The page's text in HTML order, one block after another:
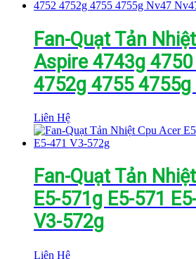
Fan-Quạt Tản
Aspire 4743g
4752g 4755
Liên Hệ
Fan-Quạt Tản
E5-571g E5-571
V3-572g
Liên Hệ